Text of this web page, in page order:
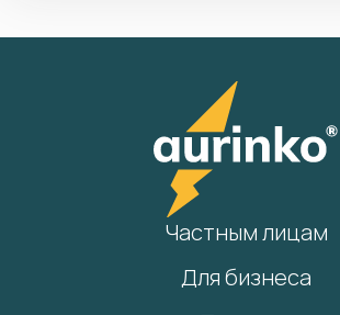
Частным лицам
Для бизнеса